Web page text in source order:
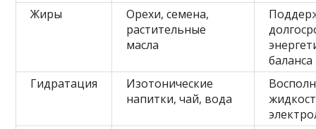
Жиры
Орехи, семена,
растительные
масла
баланса
Гидратация
Изотонические
напитки, чай, вода